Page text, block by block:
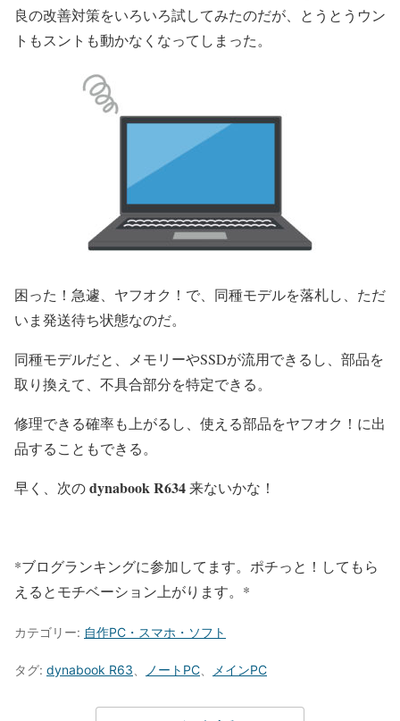
良の改善対策をいろいろ試してみたのだが、とうとうウン
トもスントも動かなくなってしまった。
困った！急遽、ヤフオク！で、同種モデルを落札し、ただ
いま発送待ち状態なのだ。
同種モデルだと、メモリーやSSDが流用できるし、部品を
取り換えて、不具合部分を特定できる。
修理できる確率も上がるし、使える部品をヤフオク！に出
品することもできる。
早く、次のdynabook R634来ないかな！
*ブログランキングに参加してます。ポチっと！してもら
えるとモチベーション上がります。*
カテゴリー: 自作PC・スマホ・ソフト
タグ: dynabook R63 ノートPC メインPC